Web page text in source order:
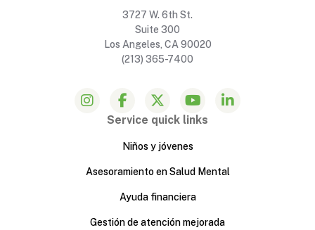
3727 W. 6th St.
Suite 300
Los Angeles, CA 90020
(213) 365-7400
Service quick links
Niños y jóvenes
Asesoramiento en Salud Mental
Ayuda financiera
Gestión de atención mejorada